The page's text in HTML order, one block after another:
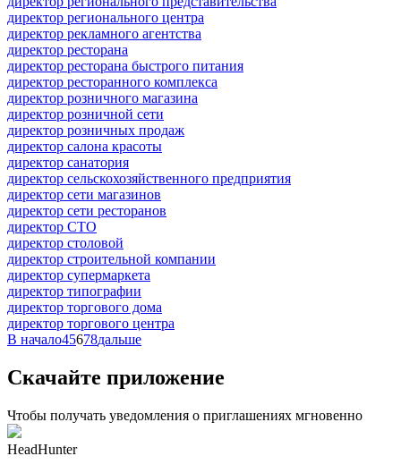
директор регионального центра
директор рекламного агентства
директор ресторана
директор ресторана быстрого питания
директор ресторанного комплекса
директор розничного магазина
директор розничной сети
директор розничных продаж
директор салона красоты
директор санатория
директор сельскохозяйственного предприятия
директор сети магазинов
директор сети ресторанов
директор СТО
директор столовой
директор строительной компании
директор супермаркета
директор типографии
директор торгового дома
директор торгового центра
В начало45678дальше
Скачайте приложение
Чтобы получать уведомления о приглашениях мгновенно
HeadHunter